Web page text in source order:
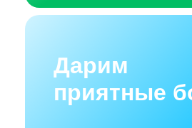
Дарим
приятные